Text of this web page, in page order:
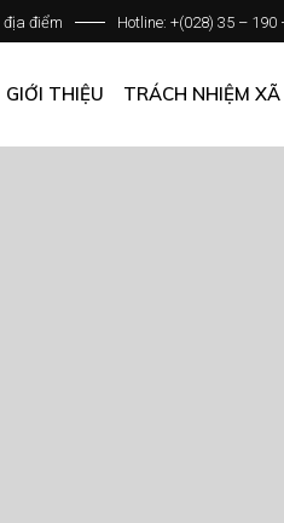
địa điểm Hotline: +(028) 35 – 190
GIỚI THIỆU TRÁCH NHIỆM
GIỚI THIỆU DOANH NGHIỆP
DANH SÁCH HỆ THỐNG